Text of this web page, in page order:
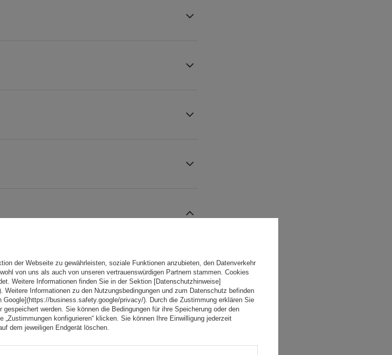
5
der Webseite zu gewährleisten, soziale Funktionen anzubieten, den Datenverkehr
von uns als auch von unseren vertrauenswürdigen Partnern stammen. Cookies
Weitere Informationen finden Sie in der Sektion [Datenschutzhinweise]
Informationen zu den Nutzungsbedingungen und zum Datenschutz befinden
business.safety.google/privacy/). Durch die Zustimmung erklären Sie
werden. Sie können die Bedingungen für ihre Speicherung oder den
konfigurieren“ klicken. Sie können Ihre Einwilligung jederzeit
dem jeweiligen Endgerät löschen.